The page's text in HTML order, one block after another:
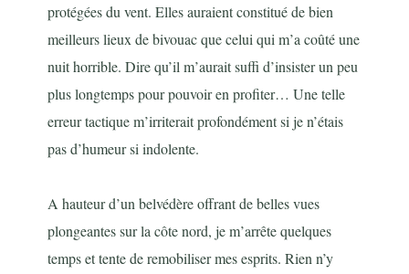
protégées du vent. Elles auraient constitué de bien
meilleurs lieux de bivouac que celui qui m’a coûté une
nuit horrible. Dire qu’il m’aurait suffi d’insister un peu
plus longtemps pour pouvoir en profiter… Une telle
erreur tactique m’irriterait profondément si je n’étais
pas d’humeur si indolente.
A hauteur d’un belvédère offrant de belles vues
plongeantes sur la côte nord, je m’arrête quelques
temps et tente de remobiliser mes esprits. Rien n’y